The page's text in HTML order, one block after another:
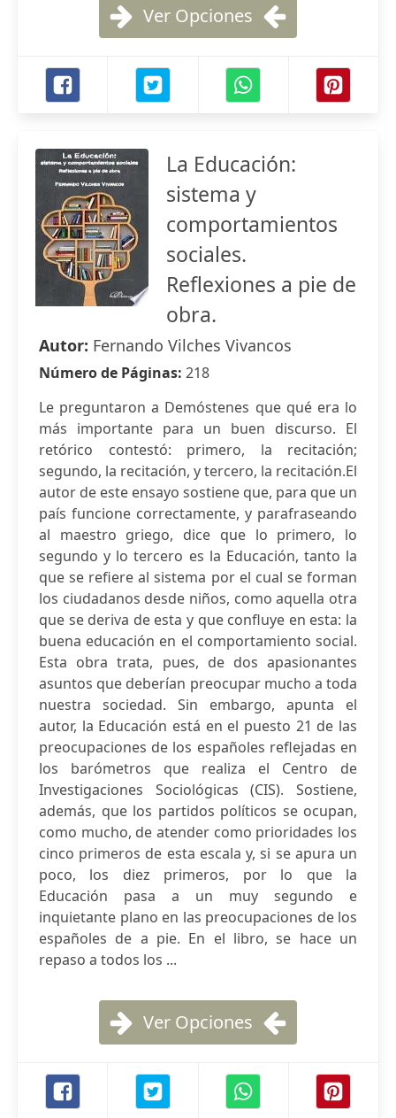
Ver Opciones
La Educación:
sistema y
comportamientos
sociales.
Reflexiones a pie de
obra.
Autor: Fernando Vilches Vivancos
Número de Páginas: 218
Le preguntaron a Demóstenes que qué era lo
más importante para un buen discurso. El
retórico contestó: primero, la recitación;
segundo, la recitación, y tercero, la recitación.El
autor de este ensayo sostiene que, para que un
país funcione correctamente, y parafraseando
al maestro griego, dice que lo primero, lo
segundo y lo tercero es la Educación, tanto la
que se refiere al sistema por el cual se forman
los ciudadanos desde niños, como aquella otra
que se deriva de esta y que confluye en esta: la
buena educación en el comportamiento social.
Esta obra trata, pues, de dos apasionantes
asuntos que deberían preocupar mucho a toda
nuestra sociedad. Sin embargo, apunta el
autor, la Educación está en el puesto 21 de las
preocupaciones de los españoles reflejadas en
los barómetros que realiza el Centro de
Investigaciones Sociológicas (CIS). Sostiene,
además, que los partidos políticos se ocupan,
como mucho, de atender como prioridades los
cinco primeros de esta escala y, si se apura un
poco, los diez primeros, por lo que la
Educación pasa a un muy segundo e
inquietante plano en las preocupaciones de los
españoles de a pie. En el libro, se hace un
repaso a todos los ...
Ver Opciones